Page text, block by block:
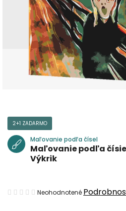
2+1 ZADARMO
Maľovanie podľa čísel
Maľovanie podľa
Výkrik
Priemerné
Neohodnotené